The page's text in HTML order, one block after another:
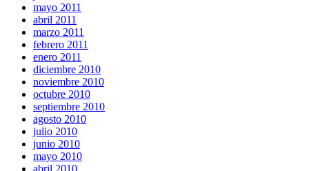
mayo 2011
abril 2011
marzo 2011
febrero 2011
enero 2011
diciembre 2010
noviembre 2010
octubre 2010
septiembre 2010
agosto 2010
julio 2010
junio 2010
mayo 2010
abril 2010